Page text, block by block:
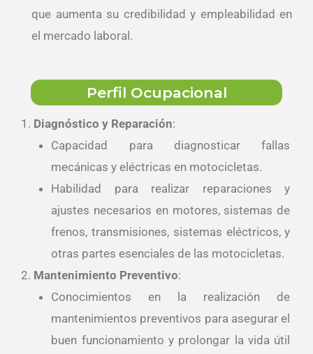
que aumenta su credibilidad y empleabilidad en
el mercado laboral.
Perfil Ocupacional
Diagnóstico y Reparación:
Capacidad para diagnosticar fallas
mecánicas y eléctricas en motocicletas.
Habilidad para realizar reparaciones y
ajustes necesarios en motores, sistemas de
frenos, transmisiones, sistemas eléctricos, y
otras partes esenciales de las motocicletas.
Mantenimiento Preventivo:
Conocimientos en la realización de
mantenimientos preventivos para asegurar el
buen funcionamiento y prolongar la vida útil